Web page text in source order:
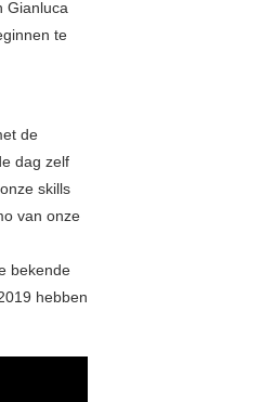
Gianluca
te
de
dag zelf
skills
van onze
bekende
hebben